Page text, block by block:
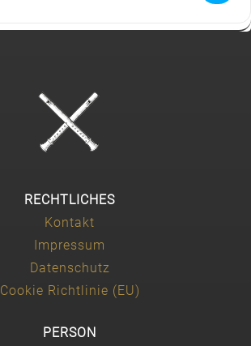
RECHTLICHES
Kontakt
Impressum
Datenschutz
Cookie Richtlinie (EU)
PERSON